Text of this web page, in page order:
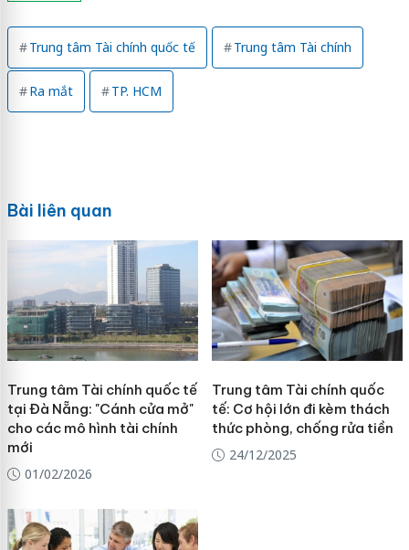
Trung tâm Tài chính quốc tế Trung tâm Tài chính
Ra mắt TP. HCM
Bài liên quan
Trung tâm Tài chính quốc tế
tại Đà Nẵng: "Cánh cửa mở"
cho các mô hình tài chính
mới
01/02/2026
Trung tâm Tài chính quốc
tế: Cơ hội lớn đi kèm thách
thức phòng, chống rửa tiền
24/12/2025